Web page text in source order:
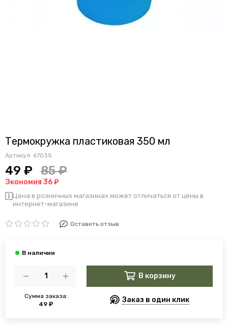
Термокружка пластиковая 350 мл
Артикул: 67035
49 ₽ 85 ₽
Экономия 36 ₽
Цена в розничных магазинах может отличаться от цены в
интернет-магазине
Оставить отзыв
Сумма заказа:
49 ₽
В корзину
Заказ в один клик